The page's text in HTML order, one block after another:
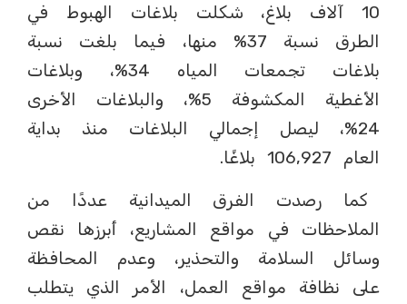
10 آلاف بلاغ، شكلت بلاغات الهبوط في
الطرق نسبة 37% منها، فيما بلغت نسبة
بلاغات تجمعات المياه 34%، وبلاغات
الأغطية المكشوفة 5%، والبلاغات الأخرى
24%، ليصل إجمالي البلاغات منذ بداية
العام 106,927 بلاغًا.
كما رصدت الفرق الميدانية عددًا من
الملاحظات في مواقع المشاريع، أبرزها نقص
وسائل السلامة والتحذير، وعدم المحافظة
على نظافة مواقع العمل، الأمر الذي يتطلب